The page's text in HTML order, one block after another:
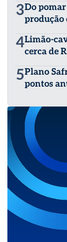
3Do pomar
produção
4Limão-
cerca de
5Plano
pontos